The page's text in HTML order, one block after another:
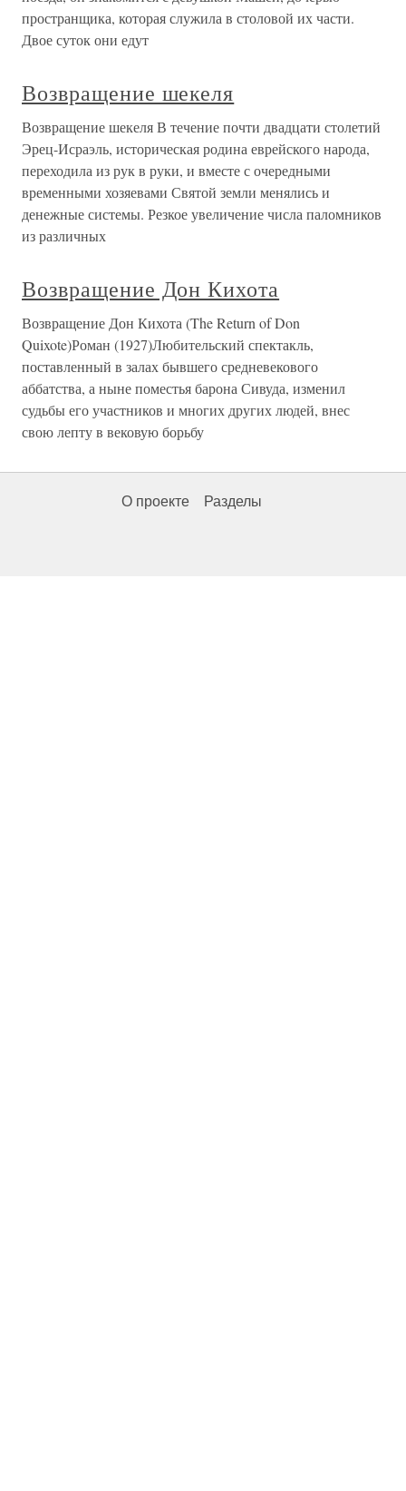
пространщика, которая служила в столовой их части.
Двое суток они едут
Возвращение шекеля
Возвращение шекеля В течение почти двадцати столетий
Эрец-Исраэль, историческая родина еврейского народа,
переходила из рук в руки, и вместе с очередными
временными хозяевами Святой земли менялись и
денежные системы. Резкое увеличение числа паломников
из различных
Возвращение Дон Кихота
Возвращение Дон Кихота (The Return of Don
Quixote)Роман (1927)Любительский спектакль,
поставленный в залах бывшего средневекового
аббатства, а ныне поместья барона Сивуда, изменил
судьбы его участников и многих других людей, внес
свою лепту в вековую борьбу
О проекте Разделы